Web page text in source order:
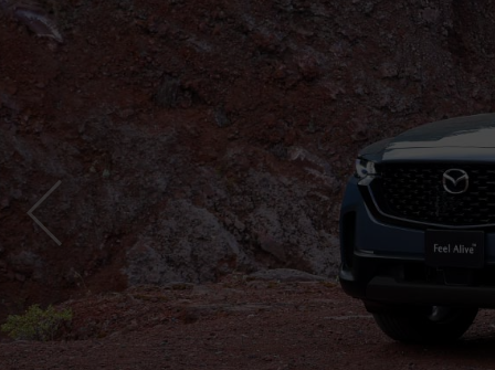
Todas las imágenes del sitio son meramente ilustrativas.